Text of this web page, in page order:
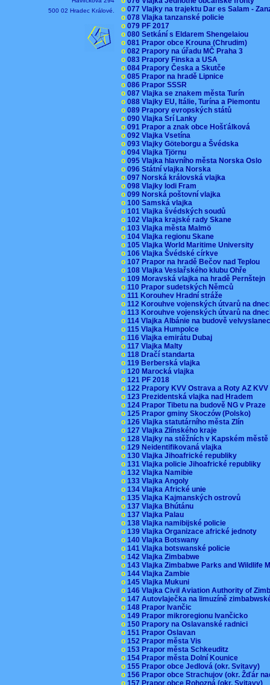
500 02 Hradec Králové.
o 077 Vlajky na trajektu Dar es Salam -
o 078 Vlajka tanzanské policie
o 079 PF 2017
o 080 Setkání s Eldarem Shengelaiou
o 081 Prapor obce Krouna (Chrudim)
o 082 Prapory na úřadu MČ Praha 3
o 083 Prapory Finska a USA
o 084 Prapory Česka a Skutče
o 085 Prapor na hradě Lipnice
o 086 Prapor SSSR
o 087 Vlajka se znakem města Turín
o 088 Vlajky EU, Itálie, Turína a Piemontu
o 089 Prapory evropských států
o 090 Vlajka Srí Lanky
o 091 Prapor a znak obce Hošťálková
o 092 Vlajka Vsetína
o 093 Vlajky Göteborgu a Švédska
o 094 Vlajka Tjörnu
o 095 Vlajka hlavního města Norska Oslo
o 096 Státní vlajka Norska
o 097 Norská královská vlajka
o 098 Vlajky lodi Fram
o 099 Norská poštovní vlajka
o 100 Samská vlajka
o 101 Vlajka švédských soudů
o 102 Vlajka krajské rady Skane
o 103 Vlajka města Malmö
o 104 Vlajka regionu Skane
o 105 Vlajka World Maritime University
o 106 Vlajka Švédské církve
o 107 Prapor na hradě Bečov nad Teplou
o 108 Vlajka Veslařského klubu Ohře
o 109 Moravská vlajka na hradě Pernštejn
o 110 Prapor sudetských Němců
o 111 Korouhev Hradní stráže
o 112 Korouhve vojenských útvarů na
o 113 Korouhve vojenských útvarů na
o 114 Vlajka Albánie na budově
o 115 Vlajka Humpolce
o 116 Vlajka emirátu Dubaj
o 117 Vlajka Malty
o 118 Dračí standarta
o 119 Berberská vlajka
o 120 Marocká vlajka
o 121 PF 2018
o 122 Prapory KVV Ostrava a Roty AZ
o 123 Prezidentská vlajka nad Hradem
o 124 Prapor Tibetu na budově NG v Praze
o 125 Prapor gminy Skoczów (Polsko)
o 126 Vlajka statutárního města Zlín
o 127 Vlajka Zlínského kraje
o 128 Vlajky na stěžních v Kapském
o 129 Neidentifikovaná vlajka
o 130 Vlajka Jihoafrické republiky
o 131 Vlajka policie Jihoafrické republiky
o 132 Vlajka Namibie
o 133 Vlajka Angoly
o 134 Vlajka Africké unie
o 135 Vlajka Kajmanských ostrovů
o 137 Vlajka Bhútánu
o 137 Vlajka Palau
o 138 Vlajka namibijské policie
o 139 Vlajka Organizace africké jednoty
o 140 Vlajka Botswany
o 141 Vlajka botswanské policie
o 142 Vlajka Zimbabwe
o 143 Vlajka Zimbabwe Parks and Wildlife
o 144 Vlajka Zambie
o 145 Vlajka Mukuni
o 146 Vlajka Civil Aviation Authority of
o 147 Autovlaječka na limuzíně
o 148 Prapor Ivančic
o 149 Prapor mikroregionu Ivančicko
o 150 Prapory na Oslavanské radnici
o 151 Prapor Oslavan
o 152 Prapor města Vis
o 153 Prapor města Schkeuditz
o 154 Prapor města Dolní Kounice
o 155 Prapor obce Jedlová (okr. Svitavy)
o 156 Prapor obce Strachujov (okr. Žďár
o 157 Prapor obce Rohozná (okr. Svitavy)